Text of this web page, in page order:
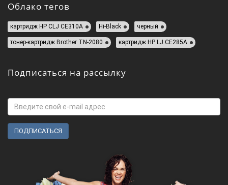
Облако тегов
картридж HP СLJ CE310A Hi-Black черный
тонер-картридж Brother TN-2080 картридж HP LJ CE285A
Подписаться на рассылку